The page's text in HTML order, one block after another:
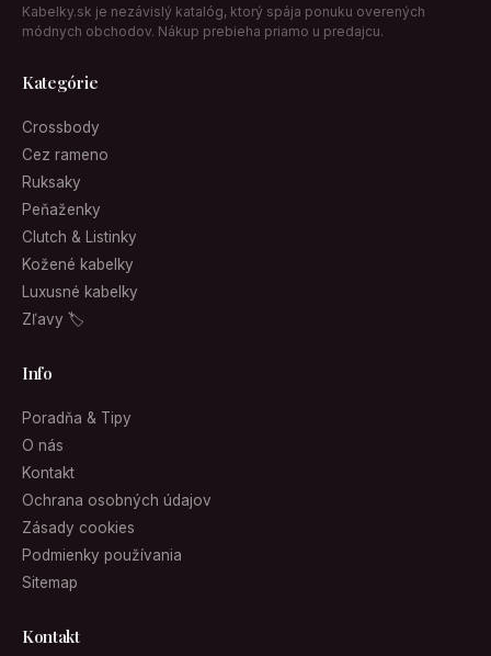
Kabelky.sk je nezávislý katalóg, ktorý spája ponuku overených
módnych obchodov. Nákup prebieha priamo u predajcu.
Kategórie
Crossbody
Cez rameno
Ruksaky
Peňaženky
Clutch & Listinky
Kožené kabelky
Luxusné kabelky
Zľavy 🏷
Info
Poradňa & Tipy
O nás
Kontakt
Ochrana osobných údajov
Zásady cookies
Podmienky používania
Sitemap
Kontakt